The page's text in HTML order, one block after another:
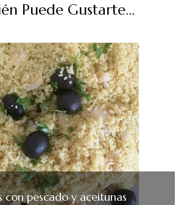
Puede Gustarte...
con pescado y aceitunas